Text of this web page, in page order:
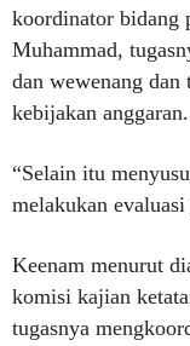
koordinator bidang
Muhammad,
dan wewenang dan
kebijakan anggaran.
“Selain itu
melakukan evaluasi
Keenam menurut
komisi kajian
tugasnya